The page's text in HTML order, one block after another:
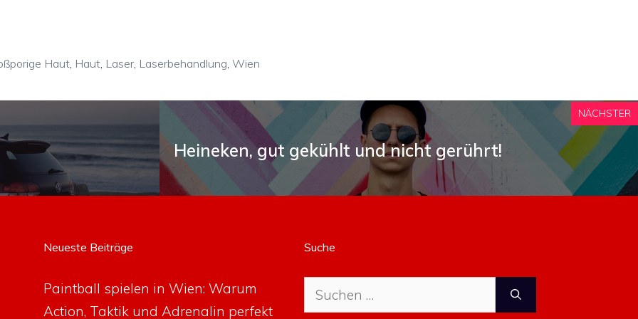
Haut, Haut, Laser, Laserbehandlung, Wien
NÄCHSTER
Heineken, gut gekühlt und nicht gerührt!
Neueste Beiträge
Paintball spielen in Wien: Warum
Action, Taktik und Adrenalin perfekt
Suche
Suche
nach: